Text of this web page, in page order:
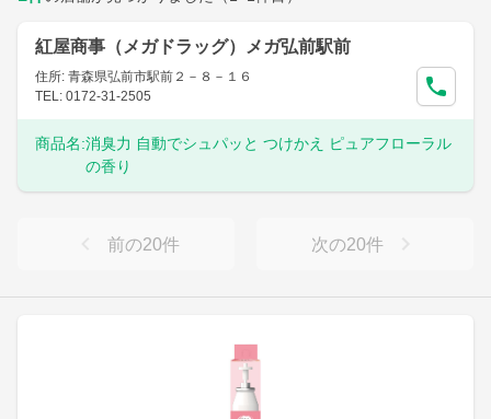
紅屋商事（メガドラッグ）メガ弘前駅前
住所: 青森県弘前市駅前２－８－１６
TEL: 0172-31-2505
商品名:消臭力 自動でシュパッと つけかえ ピュアフローラル
の香り
前の20件 次の20件